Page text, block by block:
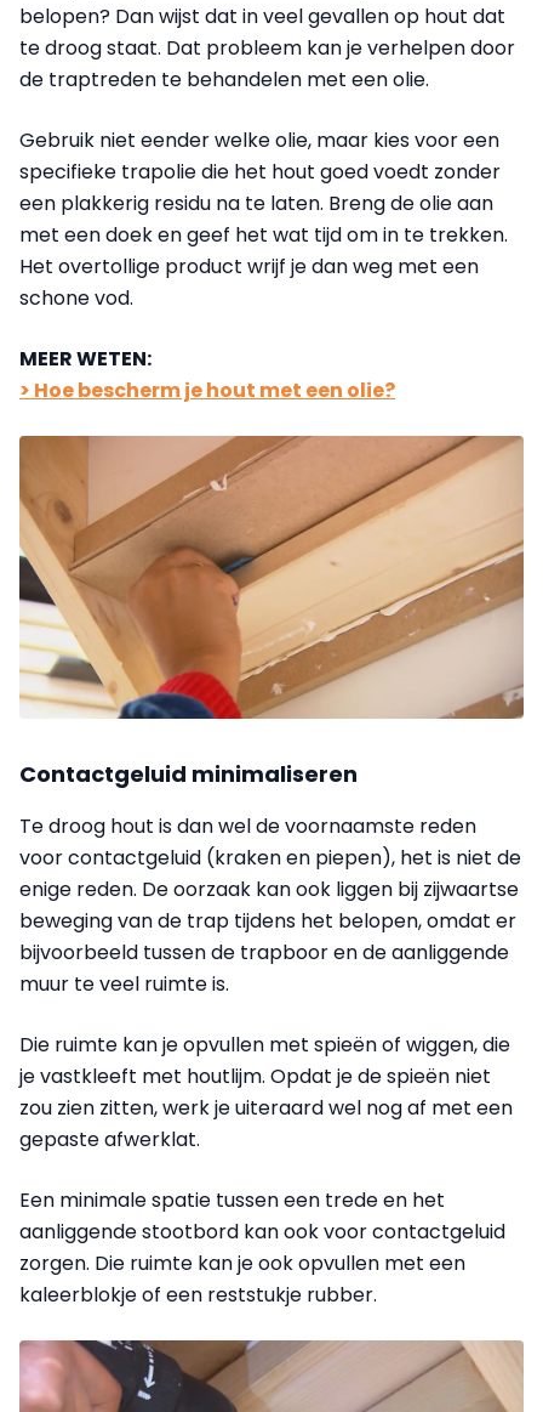
belopen? Dan wijst dat in veel gevallen op hout dat
te droog staat. Dat probleem kan je verhelpen door
de traptreden te behandelen met een olie.
Gebruik niet eender welke olie, maar kies voor een
specifieke trapolie die het hout goed voedt zonder
een plakkerig residu na te laten. Breng de olie aan
met een doek en geef het wat tijd om in te trekken.
Het overtollige product wrijf je dan weg met een
schone vod.
MEER WETEN:
> Hoe bescherm je hout met een olie?
Contactgeluid minimaliseren
Te droog hout is dan wel de voornaamste reden
voor contactgeluid (kraken en piepen), het is niet de
enige reden. De oorzaak kan ook liggen bij zijwaartse
beweging van de trap tijdens het belopen, omdat er
bijvoorbeeld tussen de trapboor en de aanliggende
muur te veel ruimte is.
Die ruimte kan je opvullen met spieën of wiggen, die
je vastkleeft met houtlijm. Opdat je de spieën niet
zou zien zitten, werk je uiteraard wel nog af met een
gepaste afwerklat.
Een minimale spatie tussen een trede en het
aanliggende stootbord kan ook voor contactgeluid
zorgen. Die ruimte kan je ook opvullen met een
kaleerblokje of een reststukje rubber.